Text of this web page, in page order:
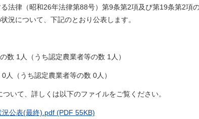
生涯学習
学校教育・奨学
飯綱町コミュニ
ティスクール
食育
法律（昭和26年法律第88号）第9条第2項及び第19条第2項
況について、下記のとおり公表します。
1人（うち認定農業者等の数 1人）
（うち認定農業者等の数 0人）
ついて、詳しくは以下のファイルをご覧ください。
況公表(最終).pdf (PDF 55KB)